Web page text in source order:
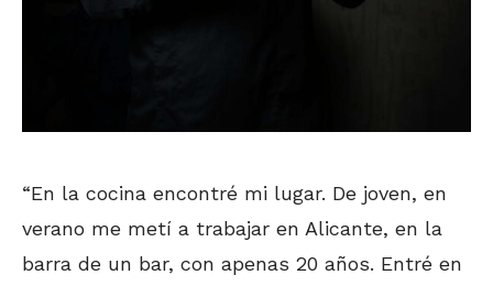
“En la cocina encontré mi lugar. De joven, en
verano me metí a trabajar en Alicante, en la
barra de un bar, con apenas 20 años. Entré en